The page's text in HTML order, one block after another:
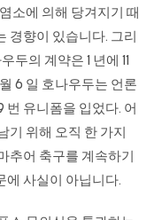
소에 의해 당겨지기 때
경향이 있습니다. 그리
두의 계약은 1 년에 11
6 일 호나우두는 언론
번 유니폼을 입었다. 어
기 위해 오직 한 가지
추어 축구를 계속하기
에 사실이 아닙니다.